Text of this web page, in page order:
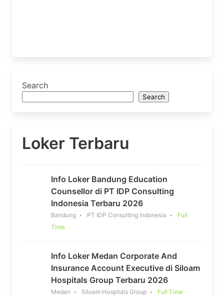
Search
Search
Loker Terbaru
Info Loker Bandung Education
Counsellor di PT IDP Consulting
Indonesia Terbaru 2026
Bandung PT IDP Consulting Indonesia
Full
Time
Info Loker Medan Corporate And
Insurance Account Executive di Siloam
Hospitals Group Terbaru 2026
Medan Siloam Hospitals Group Full Time